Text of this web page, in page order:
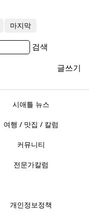
마지막
검색
글쓰기
시애틀 뉴스
여행 / 맛집 / 칼럼
커뮤니티
전문가칼럼
개인정보정책